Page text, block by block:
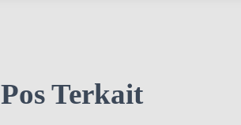
Pos Terkait